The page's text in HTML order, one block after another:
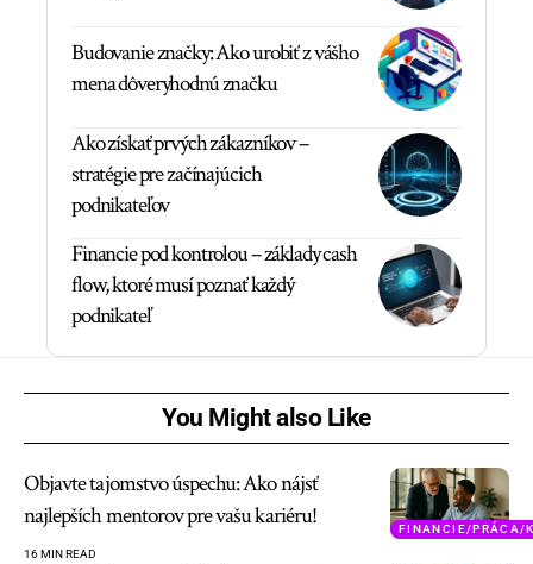
Budovanie značky: Ako urobiť z vášho
mena dôveryhodnú značku
Ako získať prvých zákazníkov –
stratégie pre začínajúcich
podnikateľov
Financie pod kontrolou – základy cash
flow, ktoré musí poznať každý
podnikateľ
You Might also Like
FINANCIE/PRÁCA/
Objavte tajomstvo úspechu: Ako nájsť
najlepších mentorov pre vašu kariéru!
16 MIN READ